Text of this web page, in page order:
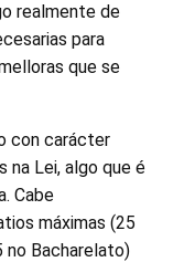
realmente de
para
que se
con carácter
na Lei, algo que é
Cabe
máximas (25
no Bacharelato)